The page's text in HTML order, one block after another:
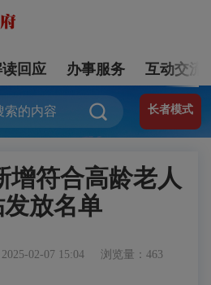
回应 办事服务 互动交流
长者模式
增符合高龄老人
放名单
02-07 15:04 浏览量：463